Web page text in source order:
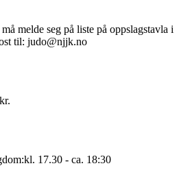
melde seg på liste på oppslagstavla i
til: judo@njjk.no
17.30 - ca. 18:30